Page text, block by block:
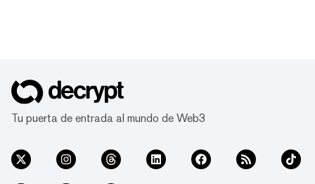
Tu puerta de entrada al mundo de Web3